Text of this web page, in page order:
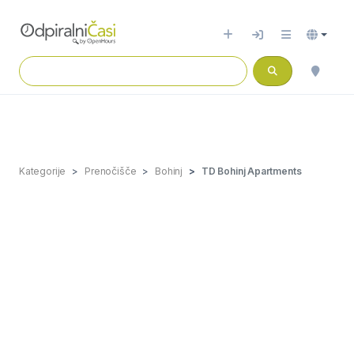
Kategorije Prenočišče Bohinj TD Bohinj Apartments